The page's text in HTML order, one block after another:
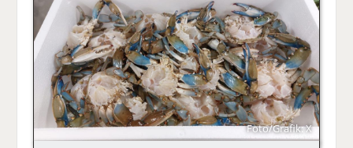
Foto/Grafik: X